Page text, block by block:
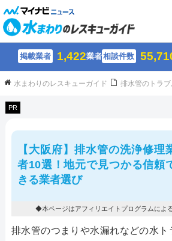
掲載業者 1,422業者相談件数
水まわりのレスキューガイド 排水管のトラ
PR
【大阪府】排水管の洗浄修理
者10選！地元で見つかる信頼
きる業者選び
◆本ページはアフィリエイトプログラムによ
排水管のつまりや水漏れなどの水